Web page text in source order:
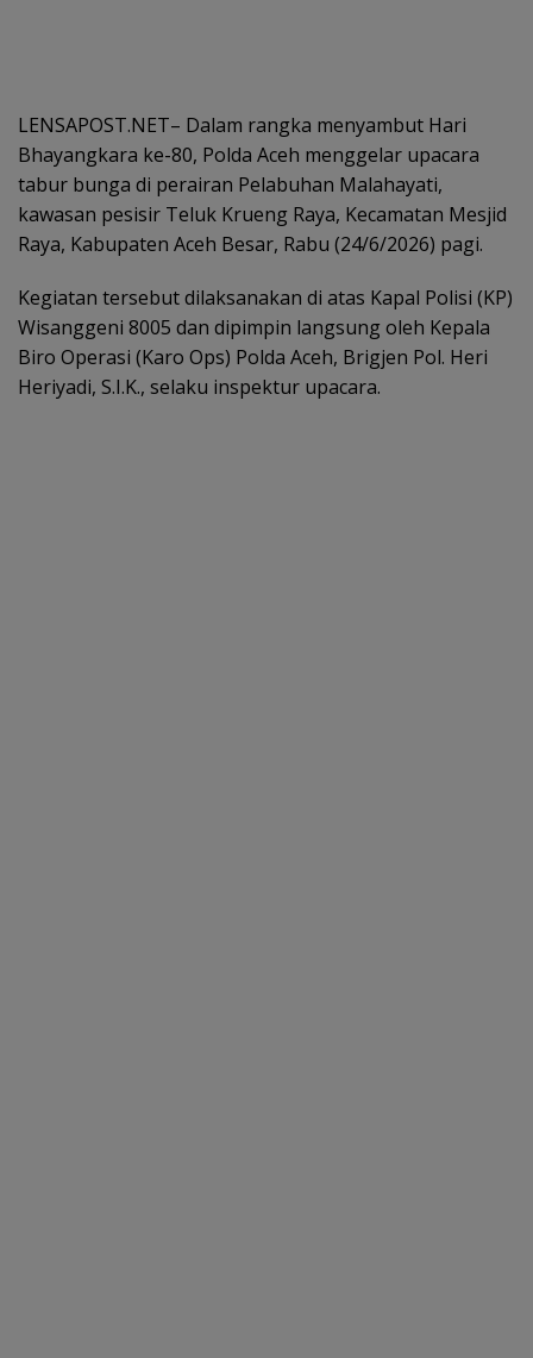
LENSAPOST.NET– Dalam rangka menyambut Hari
Bhayangkara ke-80, Polda Aceh menggelar upacara
tabur bunga di perairan Pelabuhan Malahayati,
kawasan pesisir Teluk Krueng Raya, Kecamatan Mesjid
Raya, Kabupaten Aceh Besar, Rabu (24/6/2026) pagi.
Kegiatan tersebut dilaksanakan di atas Kapal Polisi (KP)
Wisanggeni 8005 dan dipimpin langsung oleh Kepala
Biro Operasi (Karo Ops) Polda Aceh, Brigjen Pol. Heri
Heriyadi, S.I.K., selaku inspektur upacara.